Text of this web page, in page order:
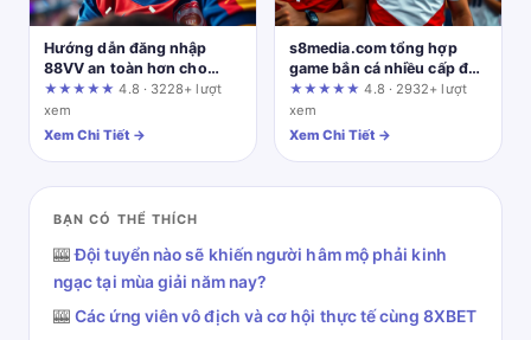
Hướng dẫn đăng nhập
88VV an toàn hơn cho
người mới vào nhà cái
★★★★★4.8 · 3228+ lượt
xem
Xem Chi Tiết →
s8media.com tổng hợp
game bắn cá nhiều cấp độ
hấp dẫn – Đánh giá từ dân
cược thâm niên
★★★★★4.8 · 2932+ lượt
xem
Xem Chi Tiết →
BẠN CÓ THỂ THÍCH
🎰Đội tuyển nào sẽ khiến người hâm mộ phải kinh
ngạc tại mùa giải năm nay?
🎰Các ứng viên vô địch và cơ hội thực tế cùng 8XBET